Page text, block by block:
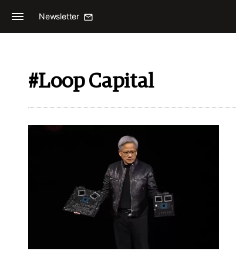
Newsletter
#Loop Capital